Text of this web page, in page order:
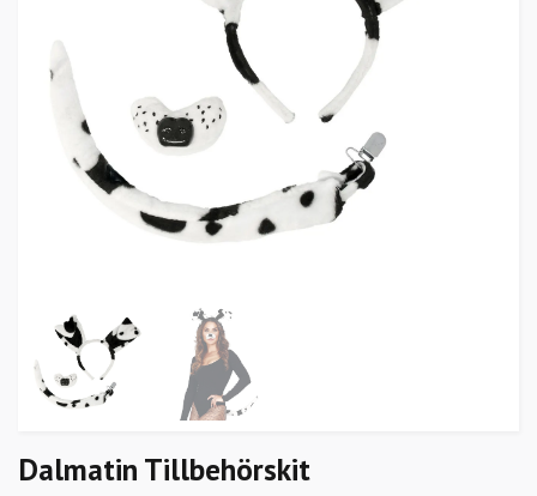
Dalmatin Tillbehörskit